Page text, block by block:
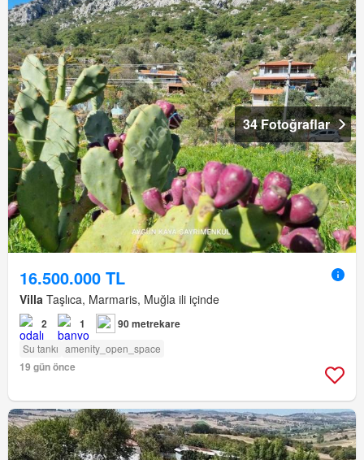
34 Fotoğraflar
16.500.000 TL
Villa Taşlıca, Marmaris, Muğla ili içinde
2 1 90 metrekare
Su tankı amenity_open_space
19 gün önce